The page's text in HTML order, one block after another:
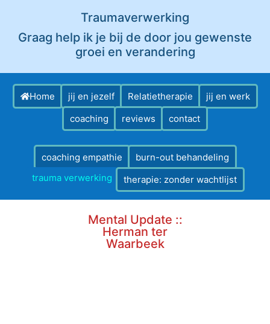
Traumaverwerking
Graag help ik je bij de door jou gewenste
groei en verandering
Home jij en jezelf Relatietherapie
jij en werk
coaching
reviews contact
coaching empathie
burn-out behandeling
trauma verwerking
therapie: zonder wachtlijst
Mental Update ::
Herman ter
Waarbeek